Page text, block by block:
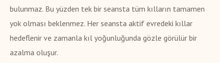
bulunmaz. Bu yüzden tek bir seansta tüm kılların tamamen
yok olması beklenmez. Her seansta aktif evredeki kıllar
hedeflenir ve zamanla kıl yoğunluğunda gözle görülür bir
azalma oluşur.